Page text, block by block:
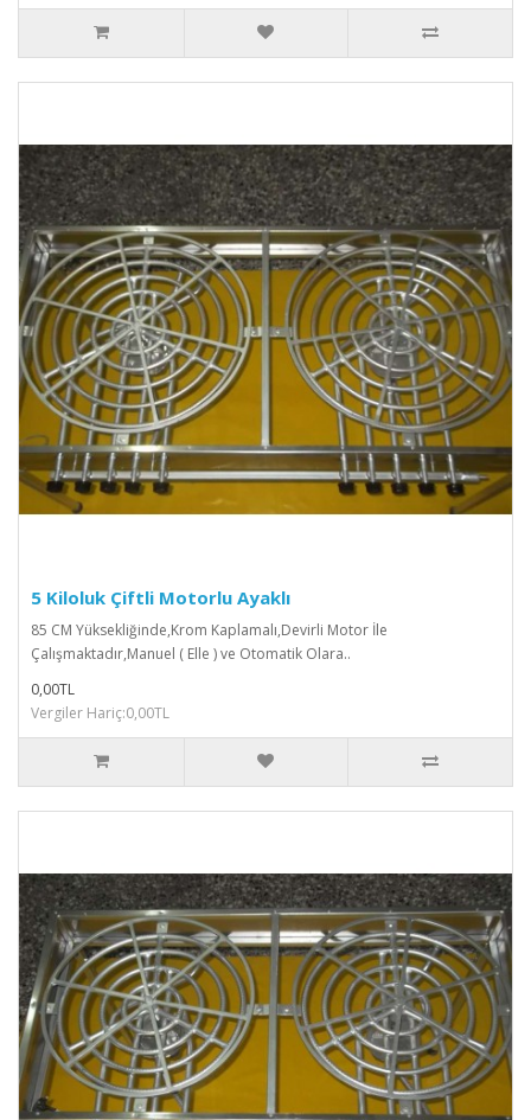
5 Kiloluk Çiftli Motorlu Ayaklı
85 CM Yüksekliğinde,Krom Kaplamalı,Devirli Motor İle
Çalışmaktadır,Manuel ( Elle ) ve Otomatik Olara..
0,00TL
Vergiler Hariç:0,00TL